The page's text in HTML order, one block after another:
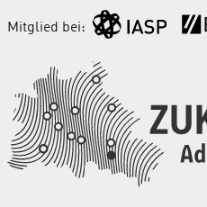
Mitglied bei: